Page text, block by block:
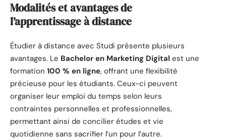
Modalités et avantages de
l’apprentissage à distance
Étudier à distance avec Studi présente plusieurs
avantages. Le Bachelor en Marketing Digital est une
formation 100 % en ligne, offrant une flexibilité
précieuse pour les étudiants. Ceux-ci peuvent
organiser leur emploi du temps selon leurs
contraintes personnelles et professionnelles,
permettant ainsi de concilier études et vie
quotidienne sans sacrifier l’un pour l’autre.